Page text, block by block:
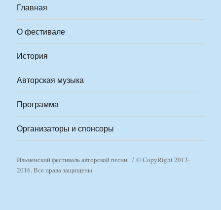
Главная
О фестивале
История
Авторская музыка
Программа
Организаторы и спонсоры
Ильменский фестиваль авторской песни
© CopyRight 2013-
2016. Все права защищены